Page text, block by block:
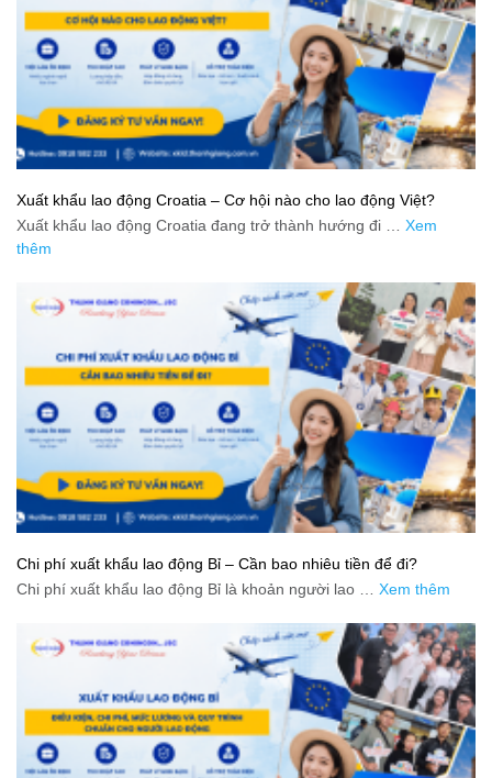
Xuất khẩu lao động Croatia – Cơ hội nào cho lao động Việt?
Xuất khẩu lao động Croatia đang trở thành hướng đi … Xem
thêm
Chi phí xuất khẩu lao động Bỉ – Cần bao nhiêu tiền để đi?
Chi phí xuất khẩu lao động Bỉ là khoản người lao … Xem thêm